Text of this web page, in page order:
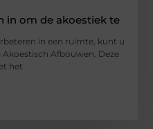
in om de akoestiek te
in een ruimte, kunt u
Afbouwen. Deze
het